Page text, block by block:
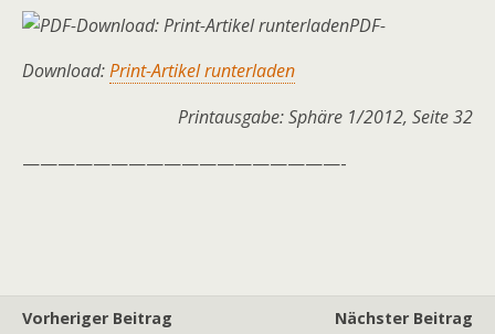
PDF-
Download:Print-Artikel runterladen
Printausgabe: Sphäre 1/2012, Seite 32
——————————————————-
Vorheriger Beitrag Nächster Beitrag